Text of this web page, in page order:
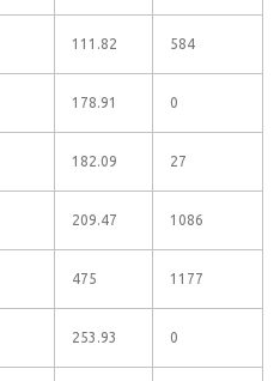
111.82 584
178.91 0
182.09 27
209.47 1086
475 1177
253.93 0